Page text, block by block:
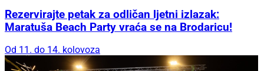
Rezervirajte petak za odličan ljetni izlazak:
Maratuša Beach Party vraća se na Brodaricu!
Od 11. do 14. kolovoza